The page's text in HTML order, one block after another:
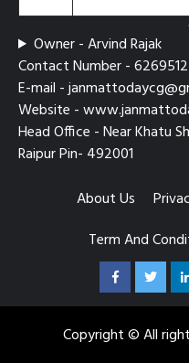
Owner - Arvind Rajak
Contact Number -
E-mail -
Website -
Head Office - Near Khatu
Raipur Pin- 492001
About Us
Term And
FacebookTwitter
Copyright © All